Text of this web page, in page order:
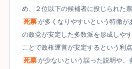
め、２位以下の候補者に投じられた
死票 が多くなりやすいという特徴が
の政党が安定した多数派を形成しや
ことで政権運営が安定するという利
死票 が少ないという誤った説明や、